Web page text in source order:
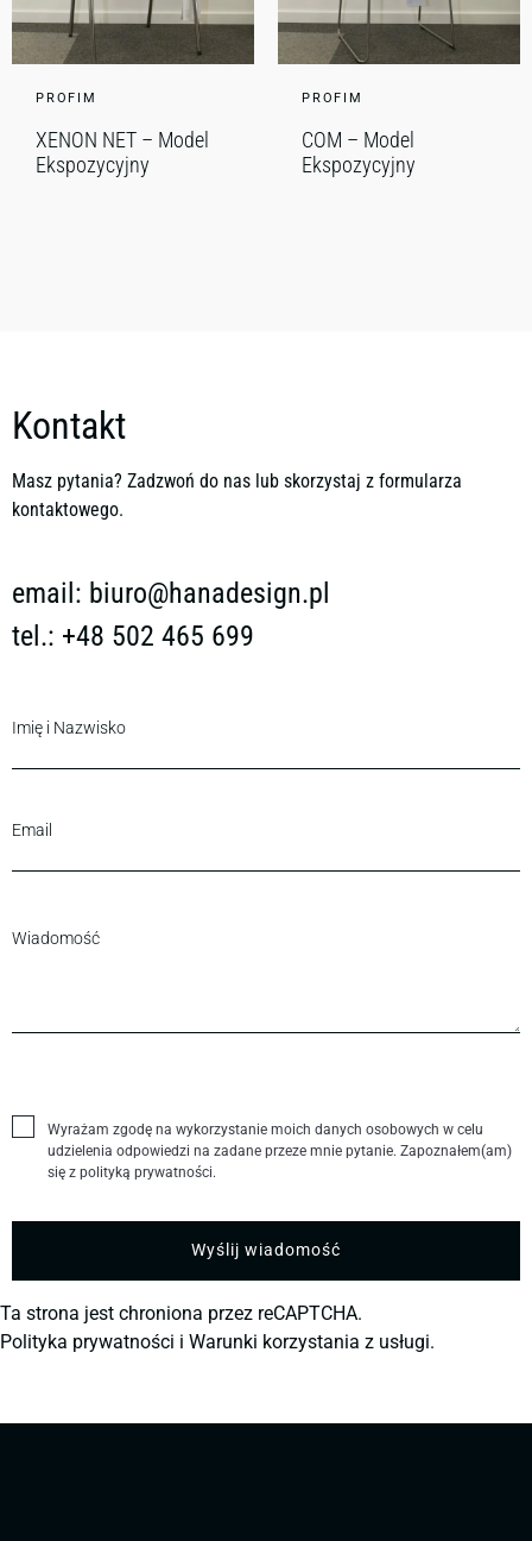
PROFIM
XENON NET – Model
Ekspozycyjny
PROFIM
COM – Model
Ekspozycyjny
Kontakt
Masz pytania? Zadzwoń do nas lub skorzystaj z formularza
kontaktowego.
email: biuro@hanadesign.pl
tel.: +48 502 465 699
Wyrażam zgodę na wykorzystanie moich danych osobowych w celu
udzielenia odpowiedzi na zadane przeze mnie pytanie. Zapoznałem(am)
się z polityką prywatności.
Ta strona jest chroniona przez reCAPTCHA.
Polityka prywatności i Warunki korzystania z usługi.